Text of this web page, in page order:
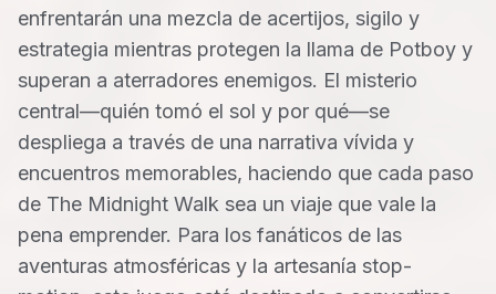
enfrentarán una mezcla de acertijos, sigilo y
estrategia mientras protegen la llama de Potboy y
superan a aterradores enemigos. El misterio
central—quién tomó el sol y por qué—se
despliega a través de una narrativa vívida y
encuentros memorables, haciendo que cada paso
de The Midnight Walk sea un viaje que vale la
pena emprender. Para los fanáticos de las
aventuras atmosféricas y la artesanía stop-